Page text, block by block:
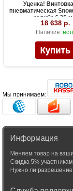
Уценка!
пневматическая
калибр 6.35
18 638 р.
Наличие:
Мы принимаем:
Информация
Меняем товар на
Скидка 5%
Нужно ли разрешение